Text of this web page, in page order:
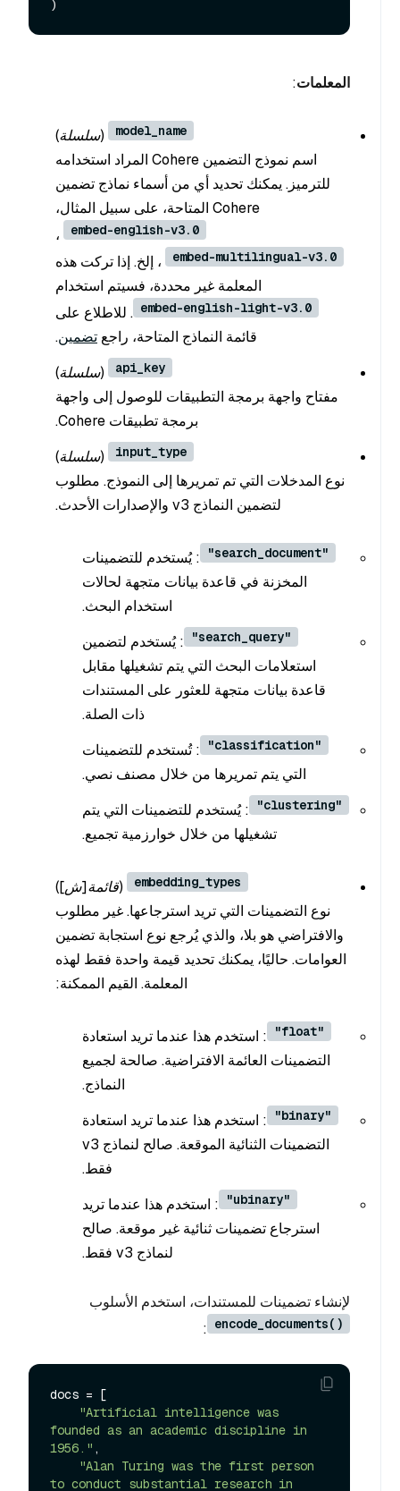
المعلمات:
model_name (سلسلة)
اسم نموذج التضمين Cohere المراد استخدامه
للترميز. يمكنك تحديد أي من أسماء نماذج تضمين
Cohere المتاحة، على سبيل المثال،
embed-english-v3.0 ،
embed-multilingual-v3.0
، إلخ. إذا تركت هذه
المعلمة غير محددة، فسيتم استخدام
embed-english-light-v3.0 . للاطلاع على
قائمة النماذج المتاحة، راجع تضمين.
api_key (سلسلة)
مفتاح واجهة برمجة التطبيقات للوصول إلى واجهة
برمجة تطبيقات Cohere.
input_type (سلسلة)
نوع المدخلات التي تم تمريرها إلى النموذج. مطلوب
لتضمين النماذج v3 والإصدارات الأحدث.
"search_document"
: يُستخدم للتضمينات
المخزنة في قاعدة بيانات متجهة لحالات
استخدام البحث.
"search_query"
: يُستخدم لتضمين
استعلامات البحث التي يتم تشغيلها مقابل
قاعدة بيانات متجهة للعثور على المستندات
ذات الصلة.
"classification"
: تُستخدم للتضمينات
التي يتم تمريرها من خلال مصنف نصي.
"clustering"
: يُستخدم للتضمينات التي يتم
تشغيلها من خلال خوارزمية تجميع.
embedding_types (قائمة[ش])
نوع التضمينات التي تريد استرجاعها. غير مطلوب
والافتراضي هو بلا، والذي يُرجع نوع استجابة تضمين
العوامات. حاليًا، يمكنك تحديد قيمة واحدة فقط لهذه
المعلمة. القيم الممكنة:
"float"
: استخدم هذا عندما تريد استعادة
التضمينات العائمة الافتراضية. صالحة لجميع
النماذج.
"binary"
: استخدم هذا عندما تريد استعادة
التضمينات الثنائية الموقعة. صالح لنماذج v3
فقط.
"ubinary"
: استخدم هذا عندما تريد
استرجاع تضمينات ثنائية غير موقعة. صالح
لنماذج v3 فقط.
لإنشاء تضمينات للمستندات، استخدم الأسلوب
encode_documents()
:
docs = [
"Artificial intelligence was
founded as an academic discipline in
1956." ,
"Alan Turing was the first person
to conduct substantial research in